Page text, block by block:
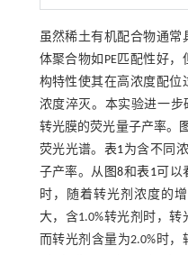
虽然稀土有机配合物通常
体聚合物如PE匹配性好
构特性使其在高浓度配位
浓度淬灭。本实验进一步
转光膜的荧光量子产率。
荧光光谱。 表1为含不同
子产率。从 图8和表1可以
时，随着转光剂浓度的
大，含1.0%转光剂时，转
而转光剂含量为2.0%时